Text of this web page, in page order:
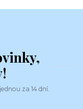
za 14 dní.